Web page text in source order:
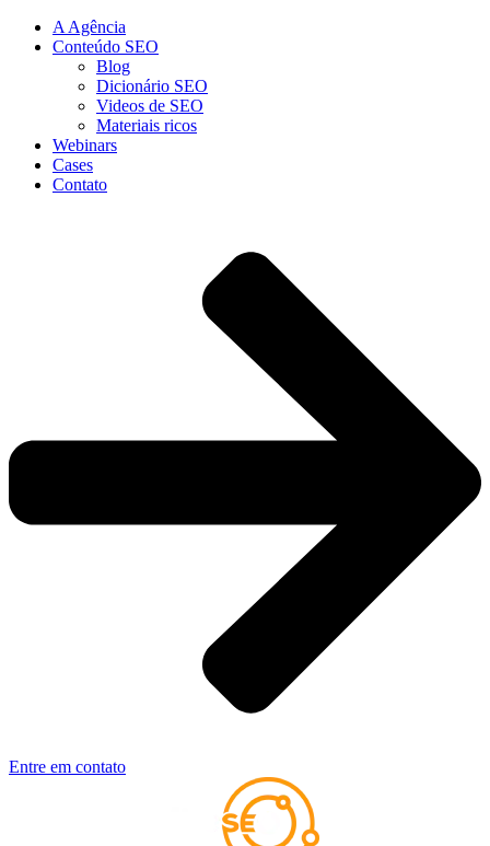
A Agência
Conteúdo SEO
Blog
Dicionário SEO
Videos de SEO
Materiais ricos
Webinars
Cases
Contato
Entre em contato